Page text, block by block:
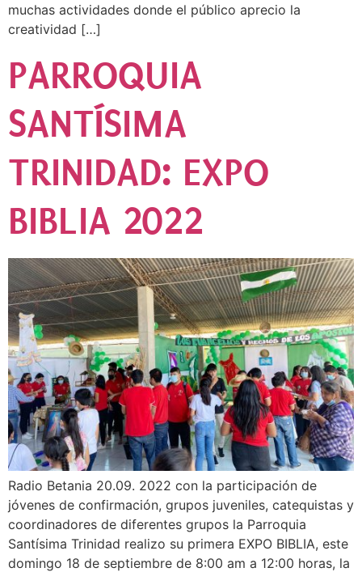
muchas actividades donde el público aprecio la
creatividad […]
PARROQUIA
SANTÍSIMA
TRINIDAD: EXPO
BIBLIA 2022
Radio Betania 20.09. 2022 con la participación de
jóvenes de confirmación, grupos juveniles, catequistas y
coordinadores de diferentes grupos la Parroquia
Santísima Trinidad realizo su primera EXPO BIBLIA, este
domingo 18 de septiembre de 8:00 am a 12:00 horas, la